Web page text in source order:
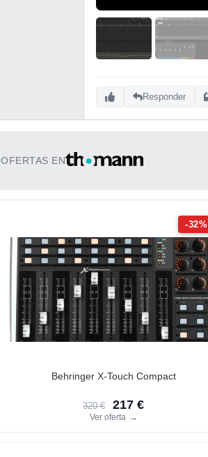
Responder
OFERTAS EN
-32%
Behringer X-Touch Compact
320 € 217 €
Ver oferta →